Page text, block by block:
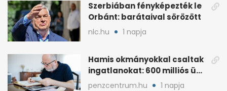
Szerbiában fényképezték le
Orbánt: barátaival sörözött
nlc.hu 1 napja
Hamis okmányokkal csaltak
ingatlanokat: 600 milliós ügy
Pestben
penzcentrum.hu 1 napja